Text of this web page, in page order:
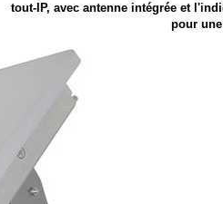
tout-IP, avec antenne intégrée et
pour